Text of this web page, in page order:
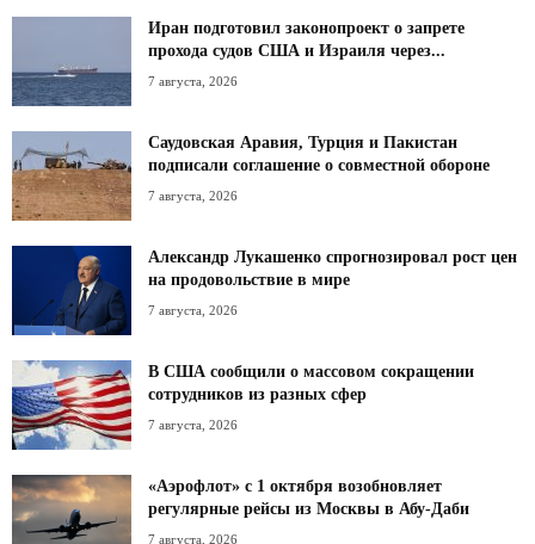
Иран подготовил законопроект о запрете
прохода судов США и Израиля через...
7 августа, 2026
Саудовская Аравия, Турция и Пакистан
подписали соглашение о совместной обороне
7 августа, 2026
Александр Лукашенко спрогнозировал рост цен
на продовольствие в мире
7 августа, 2026
В США сообщили о массовом сокращении
сотрудников из разных сфер
7 августа, 2026
«Аэрофлот» с 1 октября возобновляет
регулярные рейсы из Москвы в Абу-Даби
7 августа, 2026